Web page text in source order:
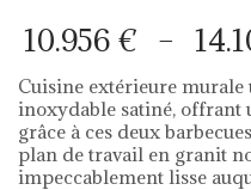
10.956 € –
Cuisine extérieure
inoxydable satiné, offrant
grâce à ces deux
plan de travail en granit
impeccablement lisse